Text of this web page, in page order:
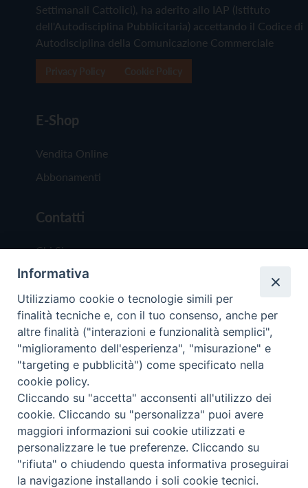
Settimanali Cattolici), ha aderito allo IAP (Istituto
dell'Autodisciplina Pubblicitaria) accettando il Codice di
Autodisciplina della Comunicazione Commerciale
E-Shop
Vendita Online
Abbonamenti
Contatti
Chi Siamo
Redazione
Scrivici
Copyright © 2019 - Tutti i diritti riservati - Vita
Trentina Editrice
Privacy Policy
Torna
Informativa
Utilizziamo cookie o tecnologie simili per
finalità tecniche e, con il tuo consenso, anche per
altre finalità ("interazioni e funzionalità semplici",
"miglioramento dell'esperienza", "misurazione" e
"targeting e pubblicità") come specificato nella
cookie policy.
Cliccando su "accetta" acconsenti all'utilizzo dei
cookie. Cliccando su "personalizza" puoi avere
maggiori informazioni sui cookie utilizzati e
personalizzare le tue preferenze. Cliccando su
"rifiuta" o chiudendo questa informativa proseguirai
la navigazione installando i soli cookie tecnici.